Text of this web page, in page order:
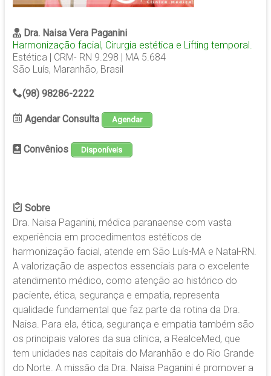
Dra. Naisa Vera Paganini
Harmonização facial, Cirurgia estética e Lifting temporal.
Estética | CRM- RN 9.298 | MA 5.684
São Luís, Maranhão, Brasil
(98)98286-2222
Agendar Consulta Agendar
Convênios Disponíveis
Sobre
Dra. Naisa Paganini, médica paranaense com vasta
experiência em procedimentos estéticos de
harmonização facial, atende em São Luís-MA e Natal-RN.
A valorização de aspectos essenciais para o excelente
atendimento médico, como atenção ao histórico do
paciente, ética, segurança e empatia, representa
qualidade fundamental que faz parte da rotina da Dra.
Naisa. Para ela, ética, segurança e empatia também são
os principais valores da sua clínica, a RealceMed, que
tem unidades nas capitais do Maranhão e do Rio Grande
do Norte. A missão da Dra. Naisa Paganini é promover a